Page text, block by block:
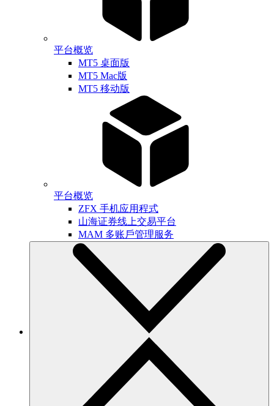
平台概览
MT5 桌面版
MT5 Mac版
MT5 移动版
平台概览
ZFX 手机应用程式
山海证券线上交易平台
MAM 多账戶管理服务